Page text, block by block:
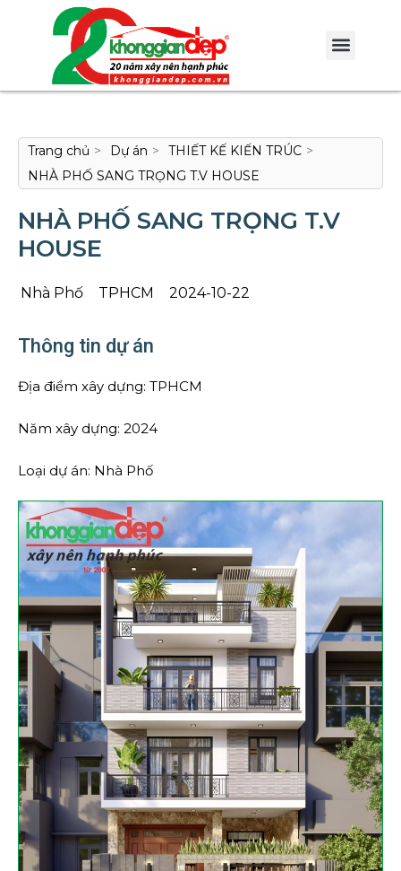
Trang chủ > Dự án > THIẾT KẾ KIẾN TRÚC >
NHÀ PHỐ SANG TRỌNG T.V HOUSE
NHÀ PHỐ SANG TRỌNG T.V
HOUSE
Nhà Phố TPHCM 2024-10-22
Thông tin dự án
Địa điểm xây dựng: TPHCM
Năm xây dựng: 2024
Loại dự án: Nhà Phố